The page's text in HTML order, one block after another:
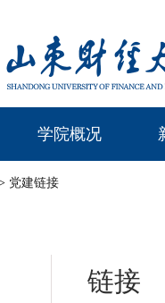
学院概况
党建链接
链接